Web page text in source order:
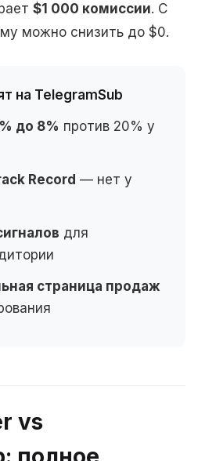
$1 000 комиссии. С
можно снизить до $0.
на TelegramSub
до 8% против 20% у
Record — нет у
для
страница продаж
vs